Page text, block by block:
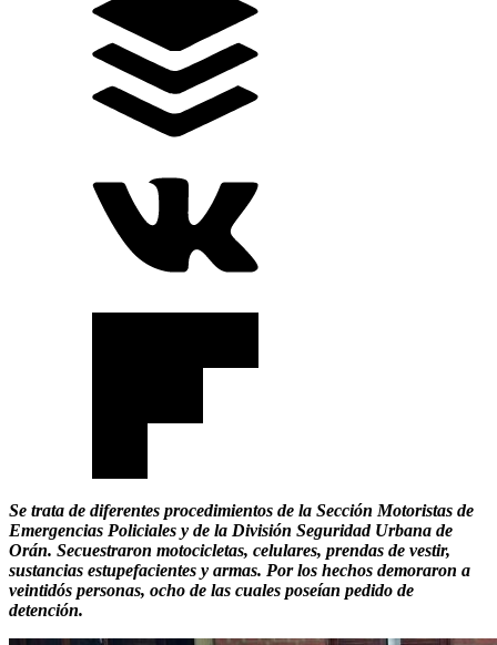
Se trata de diferentes procedimientos de la Sección Motoristas de
Emergencias Policiales y de la División Seguridad Urbana de
Orán. Secuestraron motocicletas, celulares, prendas de vestir,
sustancias estupefacientes y armas. Por los hechos demoraron a
veintidós personas, ocho de las cuales poseían pedido de
detención.